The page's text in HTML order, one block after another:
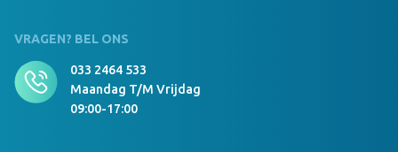
VRAGEN? BEL ONS
033 2464 533
Maandag T/m Vrijdag
09:00-17:00